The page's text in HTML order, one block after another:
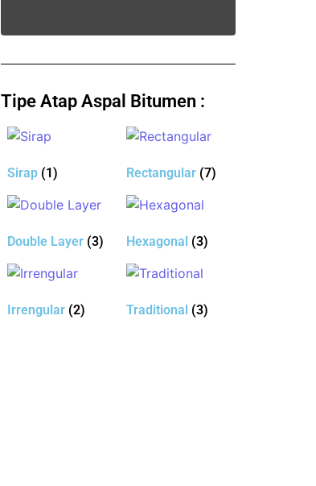
Tipe Atap Aspal Bitumen :
Sirap (1) Rectangular (7)
Double Layer (3) Hexagonal (3)
Irrengular (2) Traditional (3)